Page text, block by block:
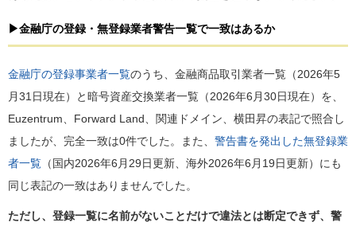
▶金融庁の登録・無登録業者警告一覧で一致はあるか
金融庁の登録事業者一覧のうち、金融商品取引業者一覧（2026年5
月31日現在）と暗号資産交換業者一覧（2026年6月30日現在）を、
Euzentrum、Forward Land、関連ドメイン、横田昇の表記で照合し
ましたが、完全一致は0件でした。また、 警告書を発出した無登録業
者一覧 （国内2026年6月29日更新、海外2026年6月19日更新）にも
同じ表記の一致はありませんでした。
ただし、登録一覧に名前がないことだけで違法とは断定できず、警